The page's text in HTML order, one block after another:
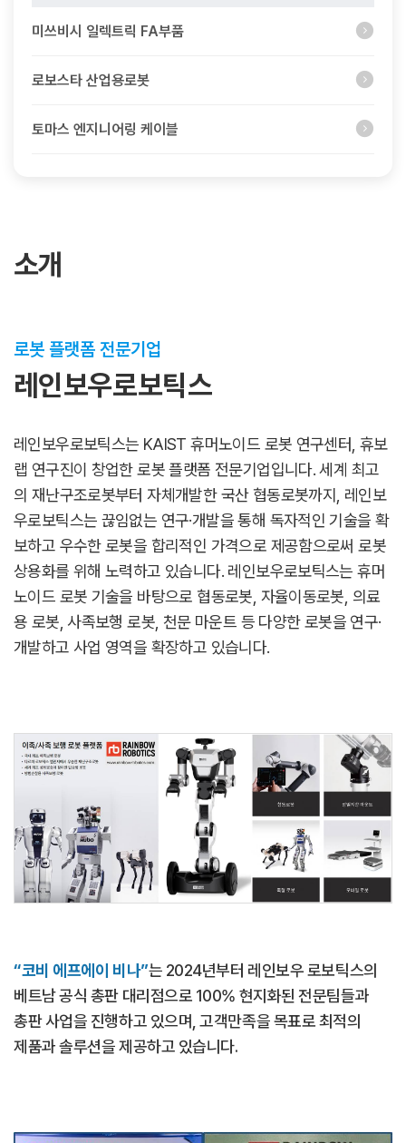
미쓰비시 일렉트릭 FA부품
로보스타 산업용로봇
토마스 엔지니어링 케이블
소개
로봇 플랫폼 전문기업
레인보우로보틱스
레인보우로보틱스는 KAIST 휴머노이드 로봇 연구센터, 휴보
랩 연구진이 창업한 로봇 플랫폼 전문기업입니다.세계 최고
의 재난구조로봇부터 자체개발한 국산 협동로봇까지, 레인보
우로보틱스는 끊임없는 연구·개발을 통해 독자적인 기술을 확
보하고 우수한 로봇을 합리적인 가격으로 제공함으로써 로봇
상용화를 위해 노력하고 있습니다.레인보우로보틱스는 휴머
노이드 로봇 기술을 바탕으로 협동로봇, 자율이동로봇, 의료
용 로봇, 사족보행 로봇, 천문 마운트 등 다양한 로봇을 연구·
개발하고 사업 영역을 확장하고 있습니다.
“코비 에프에이 비나”는 2024년부터 레인보우 로보틱스의
베트남 공식 총판 대리점으로 100% 현지화된 전문팀들과
총판 사업을 진행하고 있으며, 고객만족을 목표로 최적의
제품과 솔루션을 제공하고 있습니다.